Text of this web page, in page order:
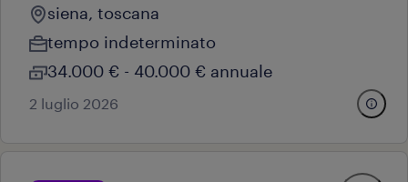
siena, toscana
tempo indeterminato
34.000 € - 40.000 € annuale
2 luglio 2026